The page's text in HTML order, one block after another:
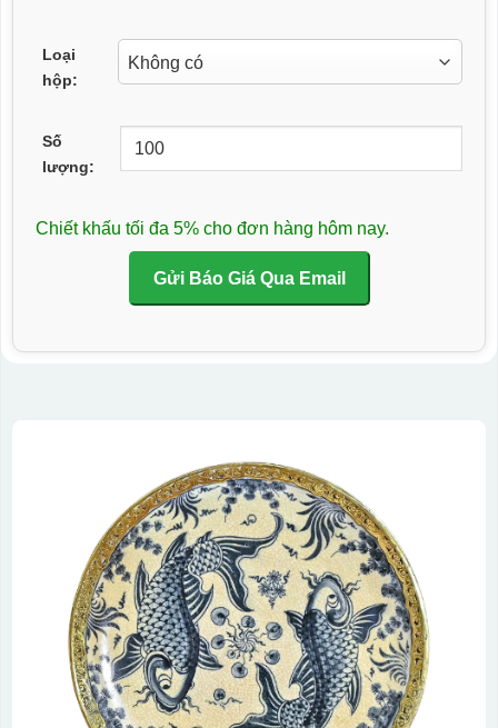
Loại
hộp:
Số
lượng:
Chiết khấu tối đa 5% cho đơn hàng hôm nay.
Gửi Báo Giá Qua Email